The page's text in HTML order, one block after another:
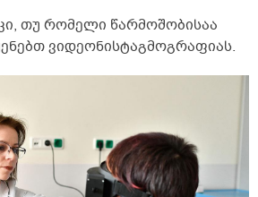
თუ რომელი წარმოშობისაა
ვიდეონისტაგმოგრაფიას.